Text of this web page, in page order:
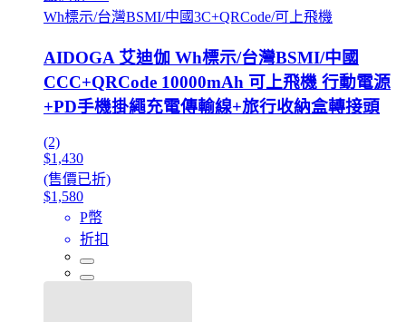
Wh標示/台灣BSMI/中國3C+QRCode/可上飛機
AIDOGA 艾迪伽 Wh標示/台灣BSMI/中國
CCC+QRCode 10000mAh 可上飛機 行動電源
+PD手機掛繩充電傳輸線+旅行收納盒轉接頭
(2)
$1,430
(售價已折)
$1,580
P幣
折扣